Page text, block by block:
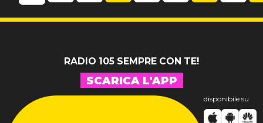
RADIO 105 SEMPRE CON TE!
SCARICA L'APP
disponibile su